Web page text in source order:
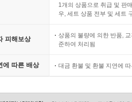
1개의 상품으로 취급 및 판
우, 세트 상품 전부 및 세트
피해보상
상품의 불량에 의한 반품,
준하여 처리됨
에 따른 배상 대금 환불 및 환불 지연에